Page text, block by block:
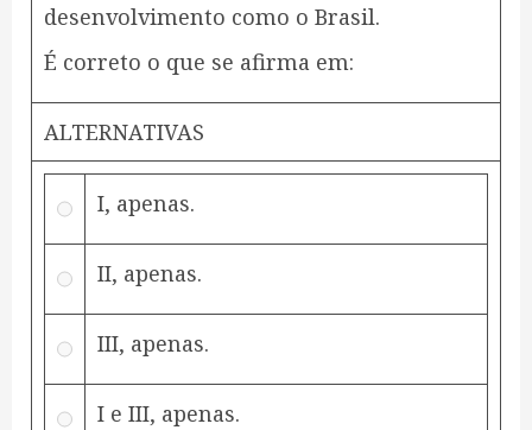
desenvolvimento como o Brasil.
É correto o que se afirma em:
ALTERNATIVAS
I, apenas.
II, apenas.
III, apenas.
I e III, apenas.